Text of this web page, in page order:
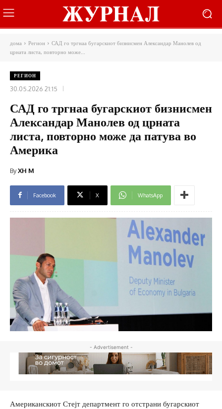
дома Регион
САД го тргнаа бугарскиот бизнисмен Александар Манолев од
црната листа, повторно може...
РЕГИОН
30.05.2026 21:15
САД го тргнаа бугарскиот бизнисмен
Александар Манолев од црната
листа, повторно може да патува во
Америка
ByXH M
Facebook X WhatsApp
- Advertisement -
Американскиот Стејт департмент го отстрани бугарскиот